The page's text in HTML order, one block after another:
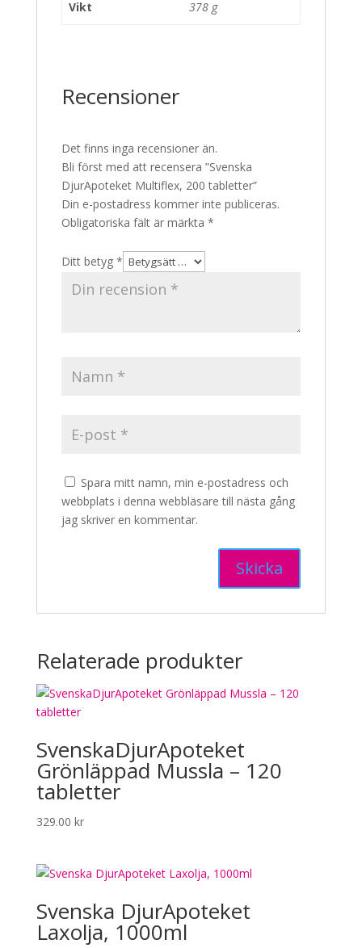
Vikt 378 g
Recensioner
Det finns inga recensioner än.
Bli först med att recensera ”Svenska
DjurApoteket Multiflex, 200 tabletter”
Din e-postadress kommer inte publiceras.
Obligatoriska fält är märkta *
Ditt betyg *
Spara mitt namn, min e-postadress och
webbplats i denna webbläsare till nästa gång
jag skriver en kommentar.
Relaterade produkter
SvenskaDjurApoteket
Grönläppad Mussla – 120
tabletter
329.00 kr
Svenska DjurApoteket
Laxolja, 1000ml